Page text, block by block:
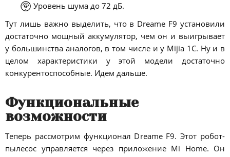
Уровень шума до 72 дБ.
Тут лишь важно выделить, что в Dreame F9 установили
достаточно мощный аккумулятор, чем он и выигрывает
у большинства аналогов, в том числе и у Mijia 1C. Ну и в
целом характеристики у этой модели достаточно
конкурентоспособные. Идем дальше.
Функциональные
возможности
Теперь рассмотрим функционал Dreame F9. Этот робот-
пылесос управляется через приложение Mi Home. Он